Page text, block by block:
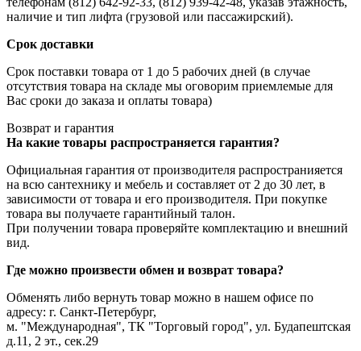
наличие и тип лифта (грузовой или пассажирский).
Срок доставки
Срок поставки товара от 1 до 5 рабочих дней (в случае
отсутствия товара на складе мы оговорим приемлемые для
Вас сроки до заказа и оплаты товара)
Возврат и гарантия
На какие товары распространяется гарантия?
Официальная гарантия от производителя распространияется
на всю сантехнику и мебель и составляет от 2 до 30 лет, в
зависимости от товара и его производителя. При покупке
товара вы получаете гарантийный талон.
При получении товара проверяйте комплектацию и внешний
вид.
Где можно произвести обмен и возврат товара?
Обменять либо вернуть товар можно в нашем офисе по
адресу: г. Санкт-Петербург,
м. "Международная", ТК "Торговый город", ул. Будапештская
д.11, 2 эт., сек.29